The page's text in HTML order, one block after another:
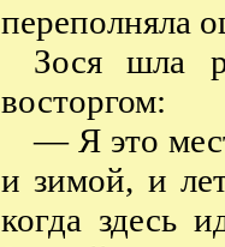
переполняла
Зося шла
восторгом:
— Я это
и зимой, и
когда здесь